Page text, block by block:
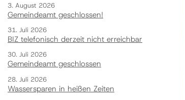
3. August 2026
Gemeindeamt geschlossen!
31. Juli 2026
BIZ telefonisch derzeit nicht erreichbar
30. Juli 2026
Gemeindeamt geschlossen
28. Juli 2026
Wassersparen in heißen Zeiten